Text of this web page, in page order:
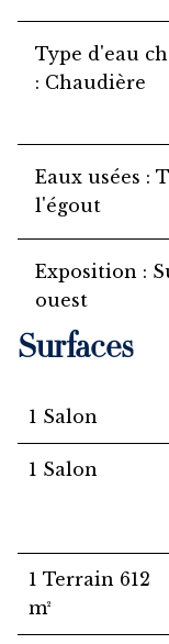
Type d'eau
Chaudière
Eaux usées
l'égout
Exposition
ouest
Surfaces
1 Salon
1 Salon
1 Terrain 612
m²